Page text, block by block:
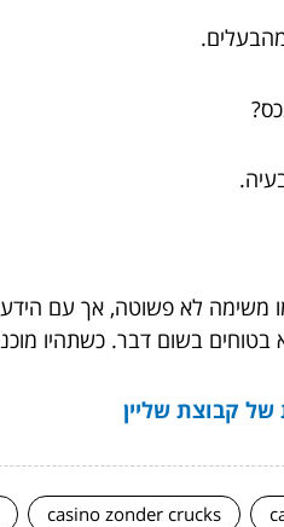
משימה לא פשוטה, אך עם הידע
בשום דבר. כשתהיו
של קבוצת שליין
casino zonder crucks